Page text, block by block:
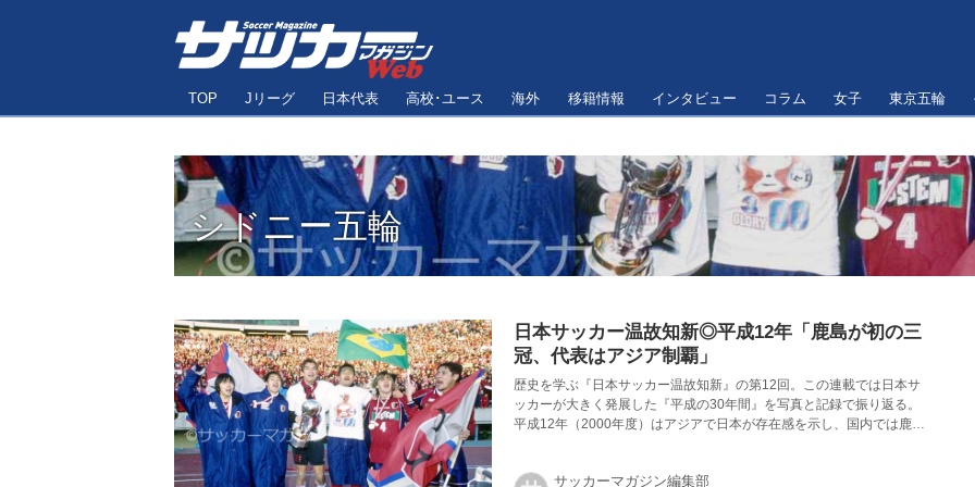
TOP Jリーグ 日本代表 高校･ユース 海外 移籍情報 インタビュー コラム 女子 東京五輪
シドニー五輪
日本サッカー温故知新◎平成12年「鹿島が初の三
冠、代表はアジア制覇」
歴史を学ぶ『日本サッカー温故知新』の第12回。この連載では日本サ
ッカーが大きく発展した『平成の30年間』を写真と記録で振り返る。
平成12年（2000年度）はアジアで日本が存在感を示し、国内では鹿島
サッカーマガジン編集部